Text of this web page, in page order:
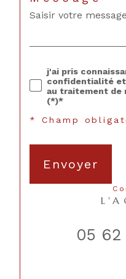
j'ai pris
confidentialité
au traitement de
(*)*
* Champ
Envoyer
05